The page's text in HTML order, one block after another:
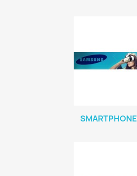
SMARTPHONE